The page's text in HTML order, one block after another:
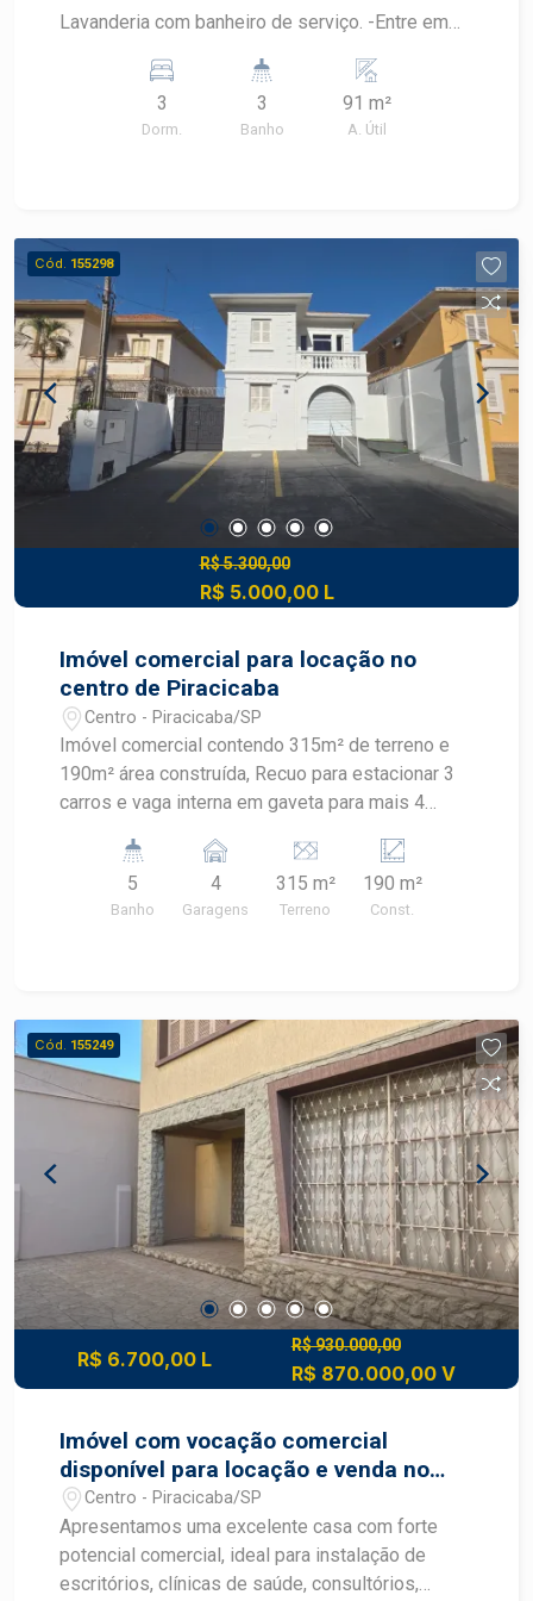
Lavanderia com banheiro de serviço. -Entre em
3
Dorm.
3
Banho
91 m²
A. Útil
Cód. 155298
R$ 5.300,00
R$ 5.000,00 L
Imóvel comercial para locação no
centro de Piracicaba
Centro - Piracicaba/SP
Imóvel comercial contendo 315m² de terreno e
190m² área construída, Recuo para estacionar 3
carros e vaga interna em gaveta para mais 4
vidro blindex, copa, 2 banheiros. Piso superior, 3
salas, 1 com sacada para rua e 1 banheiro.
Corredor lateral com banheiro, Edícula completa
5
Banho
4
Garagens
315 m²
Terreno
190 m²
Const.
Cód. 155249
R$ 6.700,00 L
R$ 930.000,00
R$ 870.000,00 V
Imóvel com vocação comercial
disponível para locação e venda no
Centro de Piracicaba SP
Centro - Piracicaba/SP
Apresentamos uma excelente casa com forte
potencial comercial, ideal para instalação de
escritórios, clínicas de saúde, consultórios,